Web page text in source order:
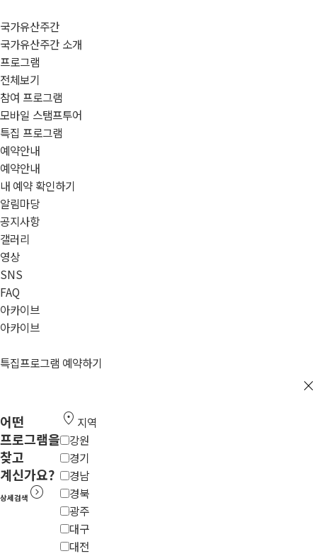
국가유산주간
국가유산주간 소개
프로그램
전체보기
참여 프로그램
모바일 스탬프투어
특집 프로그램
예약안내
예약안내
내 예약 확인하기
알림마당
공지사항
갤러리
영상
SNS
FAQ
아카이브
아카이브
특집프로그램 예약하기
close
어떤
프로그램을
찾고
계신가요?
상세검색 expand_circle_right
location_on 지역
강원
경기
경남
경북
광주
대구
대전